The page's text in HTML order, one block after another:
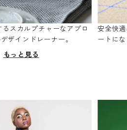
スカルプチャーなアプロ
ザインドレーナー。
もっと見る
安全快
ートに